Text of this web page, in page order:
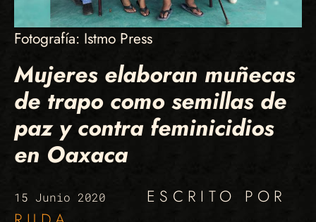
Fotografía: Istmo Press
Mujeres elaboran muñecas
de trapo como semillas de
paz y contra feminicidios
en Oaxaca
15 Junio 2020
ESCRITO POR